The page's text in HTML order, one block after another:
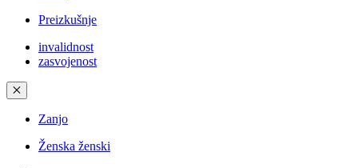
Preizkušnje
invalidnost
zasvojenost
✕
Zanjo
Ženska ženski